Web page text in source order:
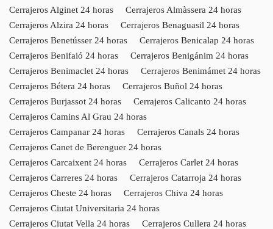
Cerrajeros Alginet 24 horas
Cerrajeros Almàssera 24 horas
Cerrajeros Alzira 24 horas
Cerrajeros Benaguasil 24 horas
Cerrajeros Benetússer 24 horas
Cerrajeros Benicalap 24 horas
Cerrajeros Benifaió 24 horas
Cerrajeros Benigánim 24 horas
Cerrajeros Benimaclet 24 horas
Cerrajeros Benimámet 24 horas
Cerrajeros Bétera 24 horas
Cerrajeros Buñol 24 horas
Cerrajeros Burjassot 24 horas
Cerrajeros Calicanto 24 horas
Cerrajeros Camins Al Grau 24 horas
Cerrajeros Campanar 24 horas
Cerrajeros Canals 24 horas
Cerrajeros Canet de Berenguer 24 horas
Cerrajeros Carcaixent 24 horas
Cerrajeros Carlet 24 horas
Cerrajeros Carreres 24 horas
Cerrajeros Catarroja 24 horas
Cerrajeros Cheste 24 horas
Cerrajeros Chiva 24 horas
Cerrajeros Ciutat Universitaria 24 horas
Cerrajeros Ciutat Vella 24 horas
Cerrajeros Cullera 24 horas